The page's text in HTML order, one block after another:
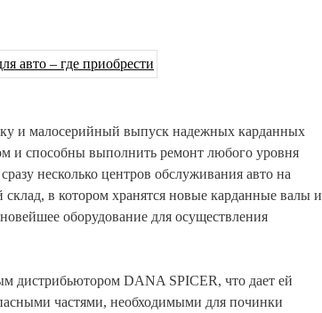
и малосерийный выпуск надежных карданных
и способны выполнить ремонт любого уровня
несколько центров обслуживания авто на
в котором хранятся новые карданные валы и
оборудование для осуществления
дистрибьютором DANA SPICER, что дает ей
частями, необходимыми для починки